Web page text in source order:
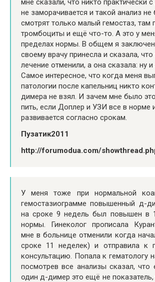
не заморачивается и такой анализ не
смотрят только малый гемостаз, там
тромбоциты и ещё что-то. А это у
пределах нормы. В общем я
своему врачу принесла и сказала,
лечение отменили, а она сказала: ну и
Самое интересное, что когда меня
патологии после капельниц никто
димера не взял. И зачем мне было
пить, если Доплер и УЗИ все в норме
развивается согласно срокам.
Пузатик2011
http://forumodua.com/
У меня тоже при нормальной
гемостазиограмме повышенный д-
на сроке 9 недель был повышен в
нормы. Гинеколог прописала
мне в больнице отменили когда
сроке 11 неделек) и отправила к
консультацию. Попала к гематологу
посмотрев все анализы сказал, что
один д-димер это ещё не